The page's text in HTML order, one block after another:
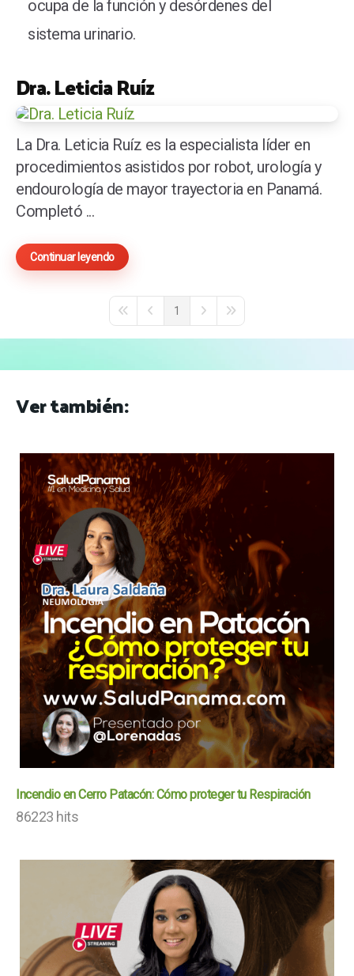
ocupa de la función y desórdenes del
sistema urinario.
Dra. Leticia Ruíz
La Dra. Leticia Ruíz es la especialista líder en
procedimientos asistidos por robot, urología y
endourología de mayor trayectoria en Panamá.
Completó ...
Continuar leyendo
First PagePrevious Page
1
Next PageLast Page
Ver también:
Incendio en Cerro Patacón: Cómo proteger tu Respiración
86223 hits